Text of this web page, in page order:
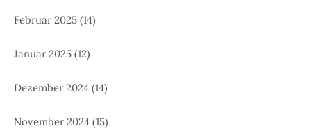
Februar 2025 (14)
Januar 2025 (12)
Dezember 2024 (14)
November 2024 (15)